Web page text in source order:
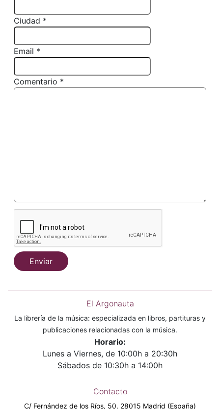
Ciudad *
Email *
Comentario *
Enviar
El Argonauta
La librería de la música: especializada en libros, partituras y
publicaciones relacionadas con la música.
Horario:
Lunes a Viernes, de 10:00h a 20:30h
Sábados de 10:30h a 14:00h
Contacto
C/ Fernández de los Ríos, 50. 28015 Madrid (España)